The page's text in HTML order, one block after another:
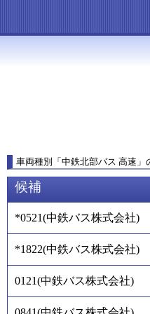
車両種別 「 中鉄北部バス 高速 」
候補
*0521(中鉄バス株式会社)
*1822(中鉄バス株式会社)
0121(中鉄バス株式会社)